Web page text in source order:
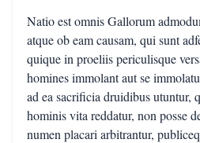
Natio est omnis Gallorum
atque ob eam causam, qui sunt
quique in proeliis periculisque
homines immolant aut se
ad ea sacrificia druidibus utuntur,
hominis vita reddatur, non posse
numen placari arbitrantur,